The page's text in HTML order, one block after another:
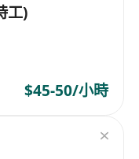
工)
$45-50/小時